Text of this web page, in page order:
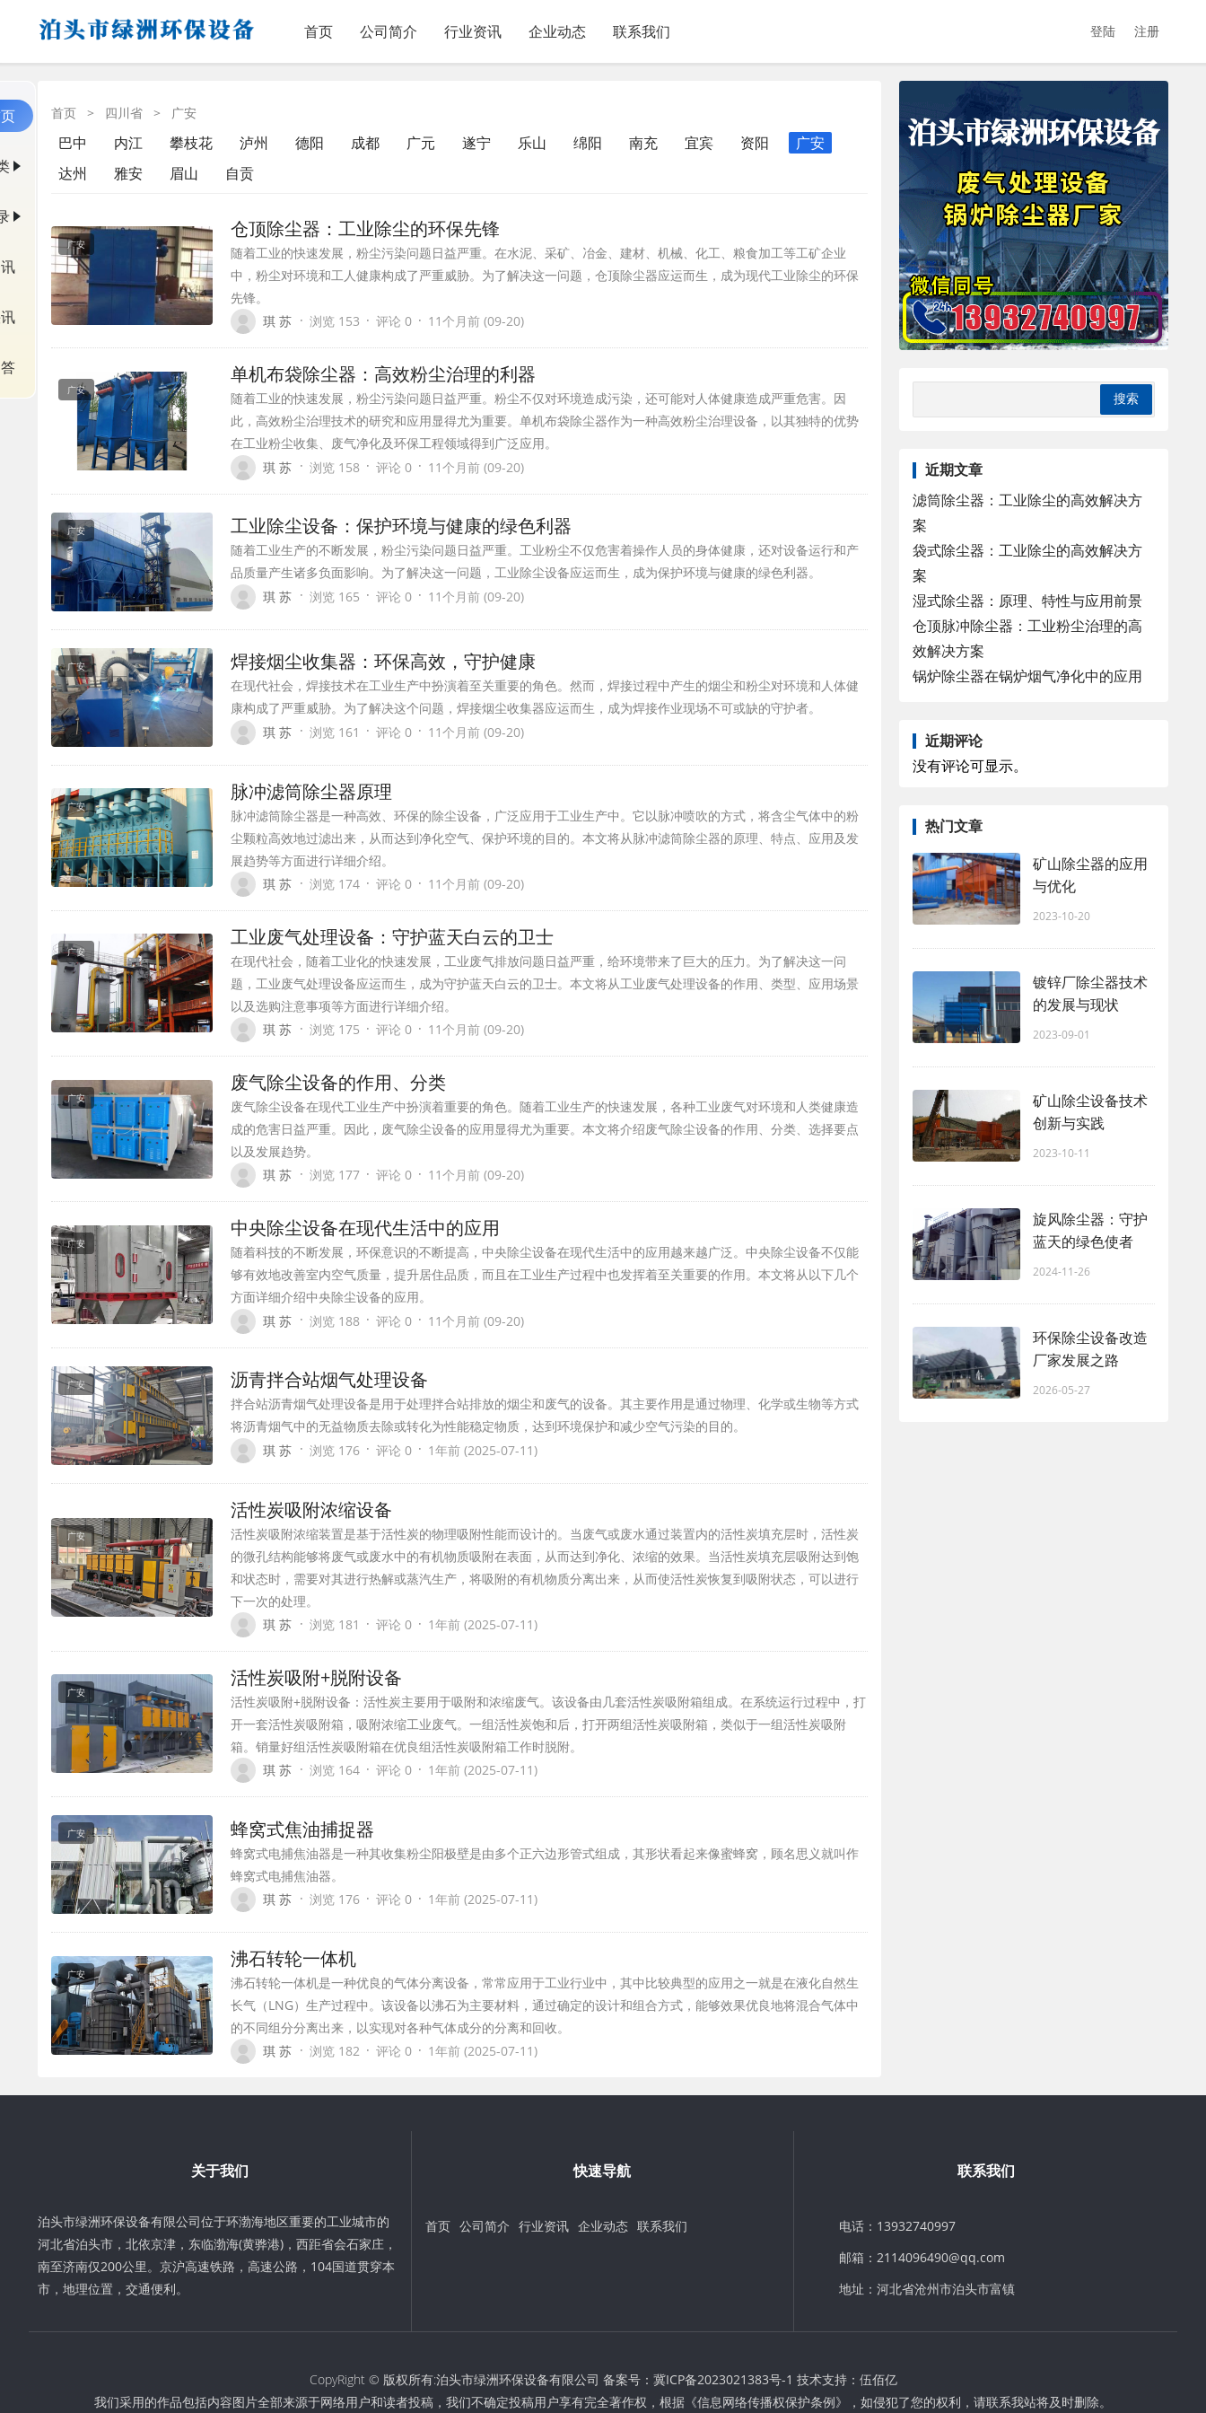
首页 公司简介 行业资讯 企业动态 联系我们 登陆 注册
首页 > 四川省 > 广安
巴中 内江 攀枝花 泸州 德阳 成都 广元 遂宁 乐山 绵阳 南充 宜宾 资阳
广安
达州
雅安 眉山 自贡
广安
仓顶除尘器：工业除尘的环保先锋
随着工业的快速发展，粉尘污染问题日益严重。在水泥、采矿、冶金、建材、机械、化工、粮食加工等工矿企业
中，粉尘对环境和工人健康构成了严重威胁。为了解决这一问题，仓顶除尘器应运而生，成为现代工业除尘的环保
先锋。
琪 苏 · 浏览 153 · 评论 0 · 11个月前 (09-20)
广安
单机布袋除尘器：高效粉尘治理的利器
随着工业的快速发展，粉尘污染问题日益严重。粉尘不仅对环境造成污染，还可能对人体健康造成严重危害。因
此，高效粉尘治理技术的研究和应用显得尤为重要。单机布袋除尘器作为一种高效粉尘治理设备，以其独特的优势
在工业粉尘收集、废气净化及环保工程领域得到广泛应用。
琪 苏 · 浏览 158 · 评论 0 · 11个月前 (09-20)
广安 工业除尘设备：保护环境与健康的绿色利器
随着工业生产的不断发展，粉尘污染问题日益严重。工业粉尘不仅危害着操作人员的身体健康，还对设备运行和产
品质量产生诸多负面影响。为了解决这一问题，工业除尘设备应运而生，成为保护环境与健康的绿色利器。
琪 苏 · 浏览 165 · 评论 0 · 11个月前 (09-20)
广安 焊接烟尘收集器：环保高效，守护健康
在现代社会，焊接技术在工业生产中扮演着至关重要的角色。然而，焊接过程中产生的烟尘和粉尘对环境和人体健
康构成了严重威胁。为了解决这个问题，焊接烟尘收集器应运而生，成为焊接作业现场不可或缺的守护者。
琪 苏 · 浏览 161 · 评论 0 · 11个月前 (09-20)
广安
脉冲滤筒除尘器原理
脉冲滤筒除尘器是一种高效、环保的除尘设备，广泛应用于工业生产中。它以脉冲喷吹的方式，将含尘气体中的粉
尘颗粒高效地过滤出来，从而达到净化空气、保护环境的目的。本文将从脉冲滤筒除尘器的原理、特点、应用及发
展趋势等方面进行详细介绍。
琪 苏 · 浏览 174 · 评论 0 · 11个月前 (09-20)
广安
工业废气处理设备：守护蓝天白云的卫士
在现代社会，随着工业化的快速发展，工业废气排放问题日益严重，给环境带来了巨大的压力。为了解决这一问
题，工业废气处理设备应运而生，成为守护蓝天白云的卫士。本文将从工业废气处理设备的作用、类型、应用场景
以及选购注意事项等方面进行详细介绍。
琪 苏 · 浏览 175 · 评论 0 · 11个月前 (09-20)
广安
废气除尘设备的作用、分类
废气除尘设备在现代工业生产中扮演着重要的角色。随着工业生产的快速发展，各种工业废气对环境和人类健康造
成的危害日益严重。因此，废气除尘设备的应用显得尤为重要。本文将介绍废气除尘设备的作用、分类、选择要点
以及发展趋势。
琪 苏 · 浏览 177 · 评论 0 · 11个月前 (09-20)
广安
中央除尘设备在现代生活中的应用
随着科技的不断发展，环保意识的不断提高，中央除尘设备在现代生活中的应用越来越广泛。中央除尘设备不仅能
够有效地改善室内空气质量，提升居住品质，而且在工业生产过程中也发挥着至关重要的作用。本文将从以下几个
方面详细介绍中央除尘设备的应用。
琪 苏 · 浏览 188 · 评论 0 · 11个月前 (09-20)
广安 沥青拌合站烟气处理设备
拌合站沥青烟气处理设备是用于处理拌合站排放的烟尘和废气的设备。其主要作用是通过物理、化学或生物等方式
将沥青烟气中的无益物质去除或转化为性能稳定物质，达到环境保护和减少空气污染的目的。
琪 苏 · 浏览 176 · 评论 0 · 1年前 (2025-07-11)
广安
活性炭吸附浓缩设备
活性炭吸附浓缩装置是基于活性炭的物理吸附性能而设计的。当废气或废水通过装置内的活性炭填充层时，活性炭
的微孔结构能够将废气或废水中的有机物质吸附在表面，从而达到净化、浓缩的效果。当活性炭填充层吸附达到饱
和状态时，需要对其进行热解或蒸汽生产，将吸附的有机物质分离出来，从而使活性炭恢复到吸附状态，可以进行
下一次的处理。
琪 苏 · 浏览 181 · 评论 0 · 1年前 (2025-07-11)
广安
活性炭吸附+脱附设备
活性炭吸附+脱附设备：活性炭主要用于吸附和浓缩废气。该设备由几套活性炭吸附箱组成。在系统运行过程中，打
开一套活性炭吸附箱，吸附浓缩工业废气。一组活性炭饱和后，打开两组活性炭吸附箱，类似于一组活性炭吸附
箱。销量好组活性炭吸附箱在优良组活性炭吸附箱工作时脱附。
琪 苏 · 浏览 164 · 评论 0 · 1年前 (2025-07-11)
广安 蜂窝式焦油捕捉器
蜂窝式电捕焦油器是一种其收集粉尘阳极壁是由多个正六边形管式组成，其形状看起来像蜜蜂窝，顾名思义就叫作
蜂窝式电捕焦油器。
琪 苏 · 浏览 176 · 评论 0 · 1年前 (2025-07-11)
广安
沸石转轮一体机
沸石转轮一体机是一种优良的气体分离设备，常常应用于工业行业中，其中比较典型的应用之一就是在液化自然生
长气（LNG）生产过程中。该设备以沸石为主要材料，通过确定的设计和组合方式，能够效果优良地将混合气体中
的不同组分分离出来，以实现对各种气体成分的分离和回收。
琪 苏 · 浏览 182 · 评论 0 · 1年前 (2025-07-11)
近期文章
滤筒除尘器：工业除尘的高效解决方
案
袋式除尘器：工业除尘的高效解决方
案
湿式除尘器：原理、特性与应用前景
仓顶脉冲除尘器：工业粉尘治理的高
效解决方案
锅炉除尘器在锅炉烟气净化中的应用
近期评论
没有评论可显示。
热门文章
矿山除尘器的应用
与优化
2023-10-20
镀锌厂除尘器技术
的发展与现状
2023-09-01
矿山除尘设备技术
创新与实践
2023-10-11
旋风除尘器：守护
蓝天的绿色使者
2024-11-26
环保除尘设备改造
厂家发展之路
2026-05-27
关于我们
泊头市绿洲环保设备有限公司位于环渤海地区重要的工业城市的
河北省泊头市，北依京津，东临渤海(黄骅港)，西距省会石家庄，
南至济南仅200公里。京沪高速铁路，高速公路，104国道贯穿本
市，地理位置，交通便利。
快速导航
首页 公司简介 行业资讯 企业动态 联系我们
联系我们
电话：13932740997
邮箱：2114096490@qq.com
地址：河北省沧州市泊头市富镇
CopyRight © 版权所有:泊头市绿洲环保设备有限公司 备案号： 冀ICP备2023021383号-1 技术支持： 伍佰亿
我们采用的作品包括内容图片全部来源于网络用户和读者投稿，我们不确定投稿用户享有完全著作权，根据《信息网络传播权保护条例》，如侵犯了您的权利，请联系我站将及时删除。